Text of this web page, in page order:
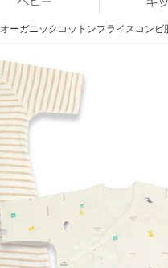
オーガニックコットンフライスコンビ